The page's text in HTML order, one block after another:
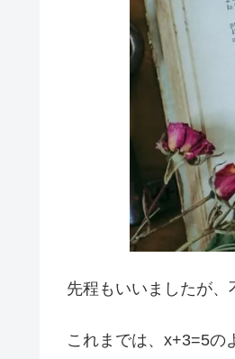
先程もいいましたが、
これまでは、x+3=5の